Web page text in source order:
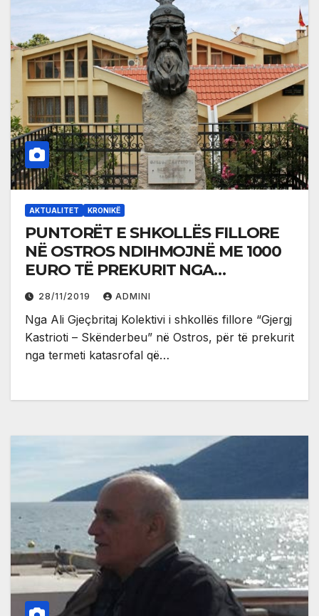
AKTUALITET KRONIKË
PUNTORËT E SHKOLLËS FILLORE
NË OSTROS NDIHMOJNË ME 1000
EURO TË PREKURIT NGA
TERMETEI NË SHQIPËRI
28/11/2019 ADMINI
Nga Ali Gjeçbritaj Kolektivi i shkollës fillore “Gjergj
Kastrioti – Skënderbeu” në Ostros, për të prekurit
nga termeti katasrofal që…